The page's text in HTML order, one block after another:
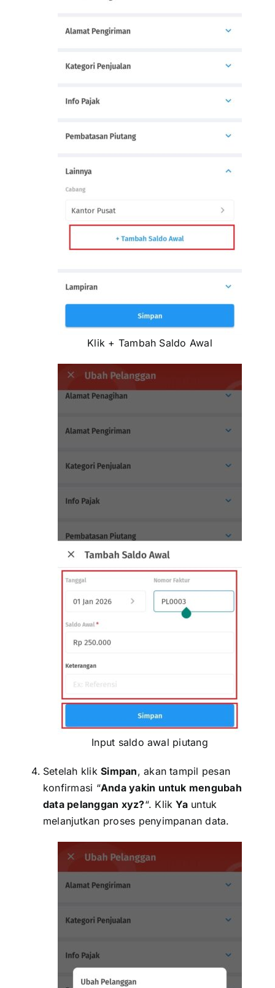
Klik + Tambah Saldo Awal
Input saldo awal piutang
Setelah klikSimpan, akan tampil pesan
konfirmasi “Anda yakin untuk mengubah
data pelanggan xyz?“. KlikYauntuk
melanjutkan proses penyimpanan data.